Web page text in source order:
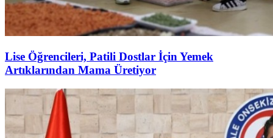
Lise Öğrencileri, Patili Dostlar İçin Yemek
Artıklarından Mama Üretiyor